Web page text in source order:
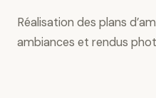
Réalisation des plans
ambiances et rendus